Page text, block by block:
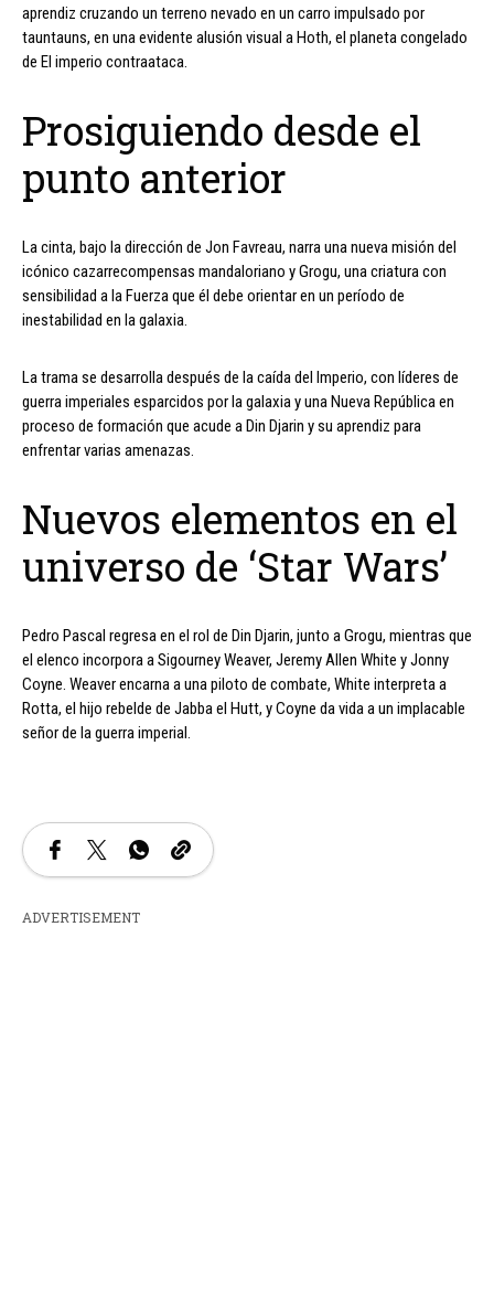
aprendiz cruzando un terreno nevado en un carro impulsado por
tauntauns, en una evidente alusión visual a Hoth, el planeta congelado
de El imperio contraataca.
Prosiguiendo desde el
punto anterior
La cinta, bajo la dirección de Jon Favreau, narra una nueva misión del
icónico cazarrecompensas mandaloriano y Grogu, una criatura con
sensibilidad a la Fuerza que él debe orientar en un período de
inestabilidad en la galaxia.
La trama se desarrolla después de la caída del Imperio, con líderes de
guerra imperiales esparcidos por la galaxia y una Nueva República en
proceso de formación que acude a Din Djarin y su aprendiz para
enfrentar varias amenazas.
Nuevos elementos en el
universo de ‘Star Wars’
Pedro Pascal regresa en el rol de Din Djarin, junto a Grogu, mientras que
el elenco incorpora a Sigourney Weaver, Jeremy Allen White y Jonny
Coyne. Weaver encarna a una piloto de combate, White interpreta a
Rotta, el hijo rebelde de Jabba el Hutt, y Coyne da vida a un implacable
señor de la guerra imperial.
ADVERTISEMENT